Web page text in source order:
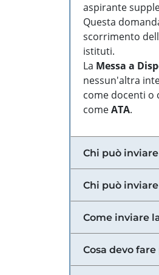
aspirante
Questa
scorrimento
istituti.
La Messa a
nessun'altra
come docenti o
comeATA.
Chi può
Chi può
Come inviare
Cosa devo